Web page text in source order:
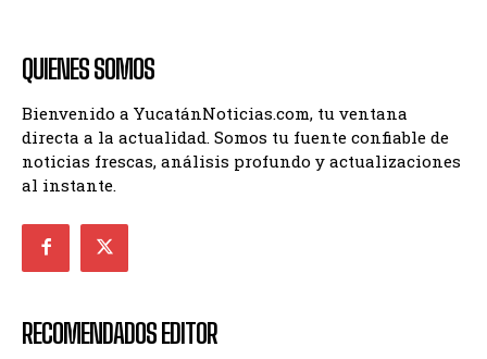
QUIENES SOMOS
Bienvenido a YucatánNoticias.com, tu ventana
directa a la actualidad. Somos tu fuente confiable de
noticias frescas, análisis profundo y actualizaciones
al instante.
RECOMENDADOS EDITOR